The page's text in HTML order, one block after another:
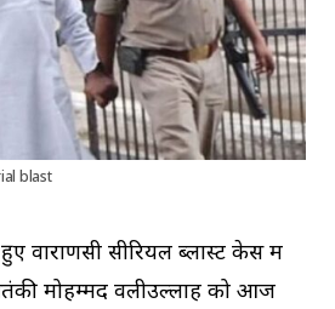
blast
वाराणसी सीरियल ब्लास्ट केस में
मोहम्मद वलीउल्लाह को आज